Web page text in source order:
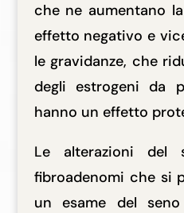
che ne aumentano
effetto negativo e
le gravidanze, che
degli estrogeni da
hanno un effetto
Le alterazioni
fibroadenomi che si
un esame del